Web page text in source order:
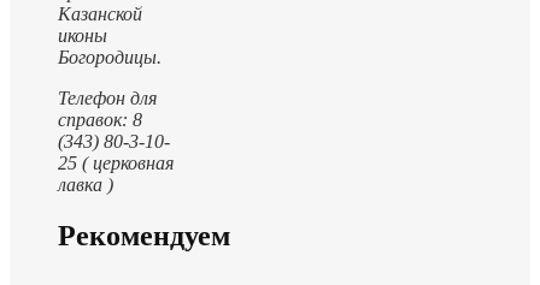
Казанской
иконы
Богородицы.
Телефон для
справок: 8
(343) 80-3-10-
25 ( церковная
лавка )
Рекомендуем